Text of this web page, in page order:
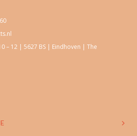
– 12 | 5627 BS | Eindhoven | The